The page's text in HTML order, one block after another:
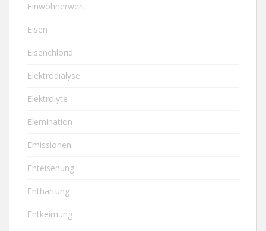
Einwohnerwert
Eisen
Eisenchlorid
Elektrodialyse
Elektrolyte
Elemination
Emissionen
Enteisenung
Enthärtung
Entkeimung